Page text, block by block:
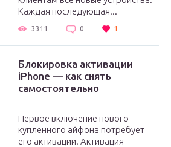
Каждая последующая...
3311 0 1
Блокировка активации
iPhone — как снять
самостоятельно
Первое включение нового
купленного айфона потребует
его активации. Активация